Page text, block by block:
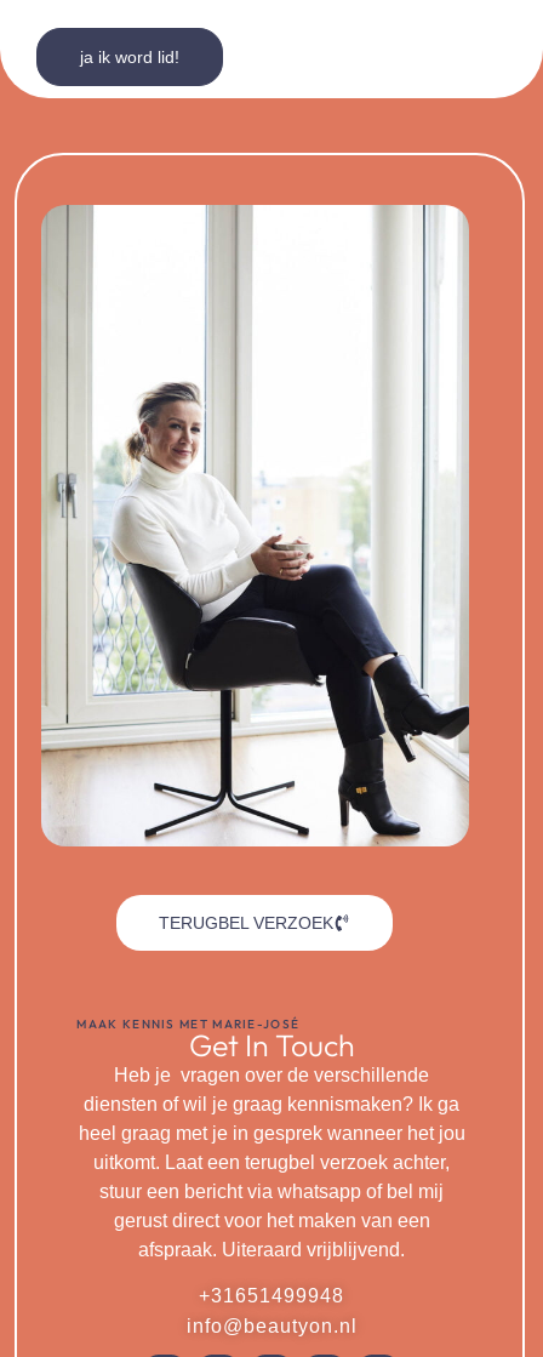
ja ik word lid!
TERUGBEL VERZOEK
MAAK KENNIS MET MARIE-JOSÉ
Get In Touch
Heb je vragen over de verschillende
diensten of wil je graag kennismaken? Ik ga
heel graag met je in gesprek wanneer het jou
uitkomt. Laat een terugbel verzoek achter,
stuur een bericht via whatsapp of bel mij
gerust direct voor het maken van een
afspraak. Uiteraard vrijblijvend.
+31651499948
info@beautyon.nl